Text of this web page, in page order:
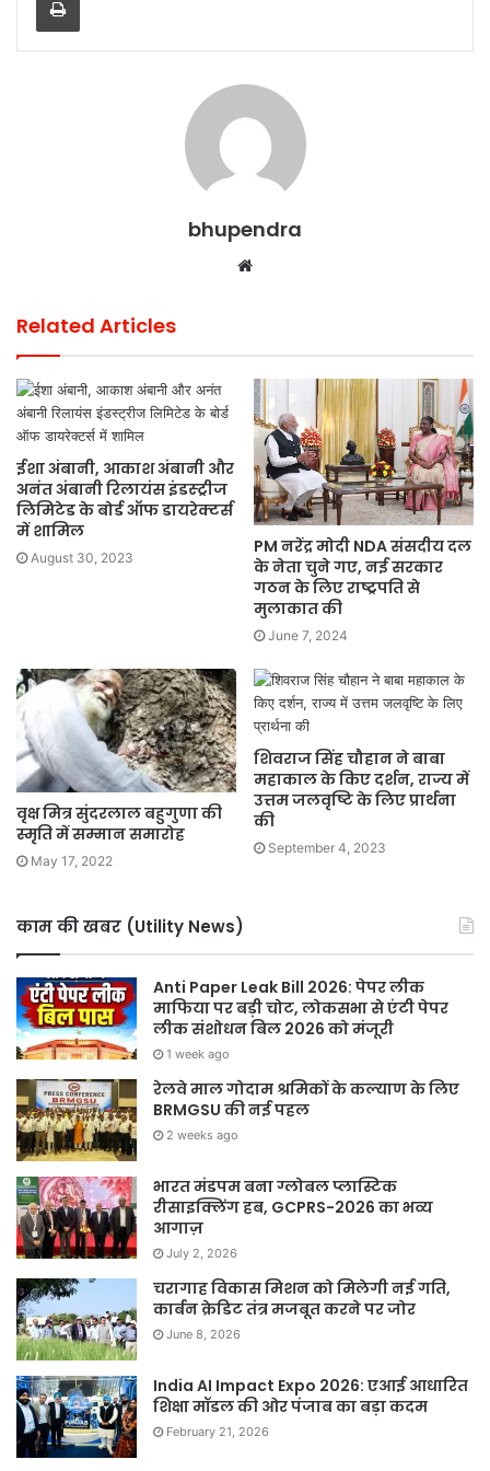
k
bhupendra
Website
Related Articles
ईशा अंबानी, आकाश अंबानी और
अनंत अंबानी रिलायंस इंडस्ट्रीज
लिमिटेड के बोर्ड ऑफ डायरेक्टर्स
में शामिल
August 30, 2023
PM नरेंद्र मोदी NDA संसदीय दल
के नेता चुने गए, नई सरकार
गठन के लिए राष्ट्रपति से
मुलाकात की
June 7, 2024
वृक्ष मित्र सुंदरलाल बहुगुणा की
स्मृति में सम्मान समारोह
May 17, 2022
शिवराज सिंह चौहान ने बाबा
महाकाल के किए दर्शन, राज्य में
उत्तम जलवृष्टि के लिए प्रार्थना
की
September 4, 2023
काम की खबर (Utility News)
Anti Paper Leak Bill 2026: पेपर लीक
माफिया पर बड़ी चोट, लोकसभा से एंटी पेपर
लीक संशोधन बिल 2026 को मंजूरी
1 week ago
रेलवे माल गोदाम श्रमिकों के कल्याण के लिए
BRMGSU की नई पहल
2 weeks ago
भारत मंडपम बना ग्लोबल प्लास्टिक
रीसाइक्लिंग हब, GCPRS-2026 का भव्य
आगाज़
July 2, 2026
चरागाह विकास मिशन को मिलेगी नई गति,
कार्बन क्रेडिट तंत्र मजबूत करने पर जोर
June 8, 2026
India AI Impact Expo 2026: एआई आधारित
शिक्षा मॉडल की ओर पंजाब का बड़ा कदम
February 21, 2026